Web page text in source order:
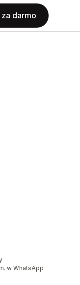
darmo
w WhatsApp